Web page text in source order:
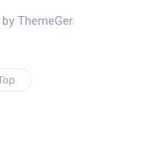
ThemeGer.